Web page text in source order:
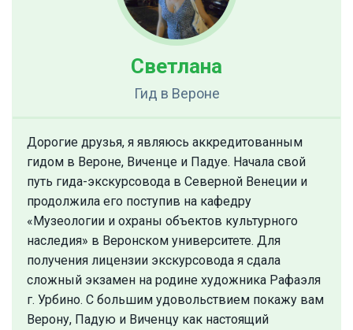
Светлана
Гид в Вероне
Дорогие друзья, я являюсь аккредитованным
гидом в Вероне, Виченце и Падуе. Начала свой
путь гида-экскурсовода в Северной Венеции и
продолжила его поступив на кафедру
«Музеологии и охраны объектов культурного
наследия» в Веронском университете. Для
получения лицензии экскурсовода я сдала
сложный экзамен на родине художника Рафаэля
г. Урбино. С большим удовольствием покажу вам
Верону, Падую и Виченцу как настоящий